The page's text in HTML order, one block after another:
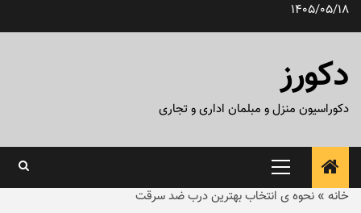
پرش1405/05/18
دکورز
دکوراسیون منزل و مبلمان اداری و تجاری
منوی
اصلی
خانه » نحوه ی انتخاب بهترین درب ضد سرقت